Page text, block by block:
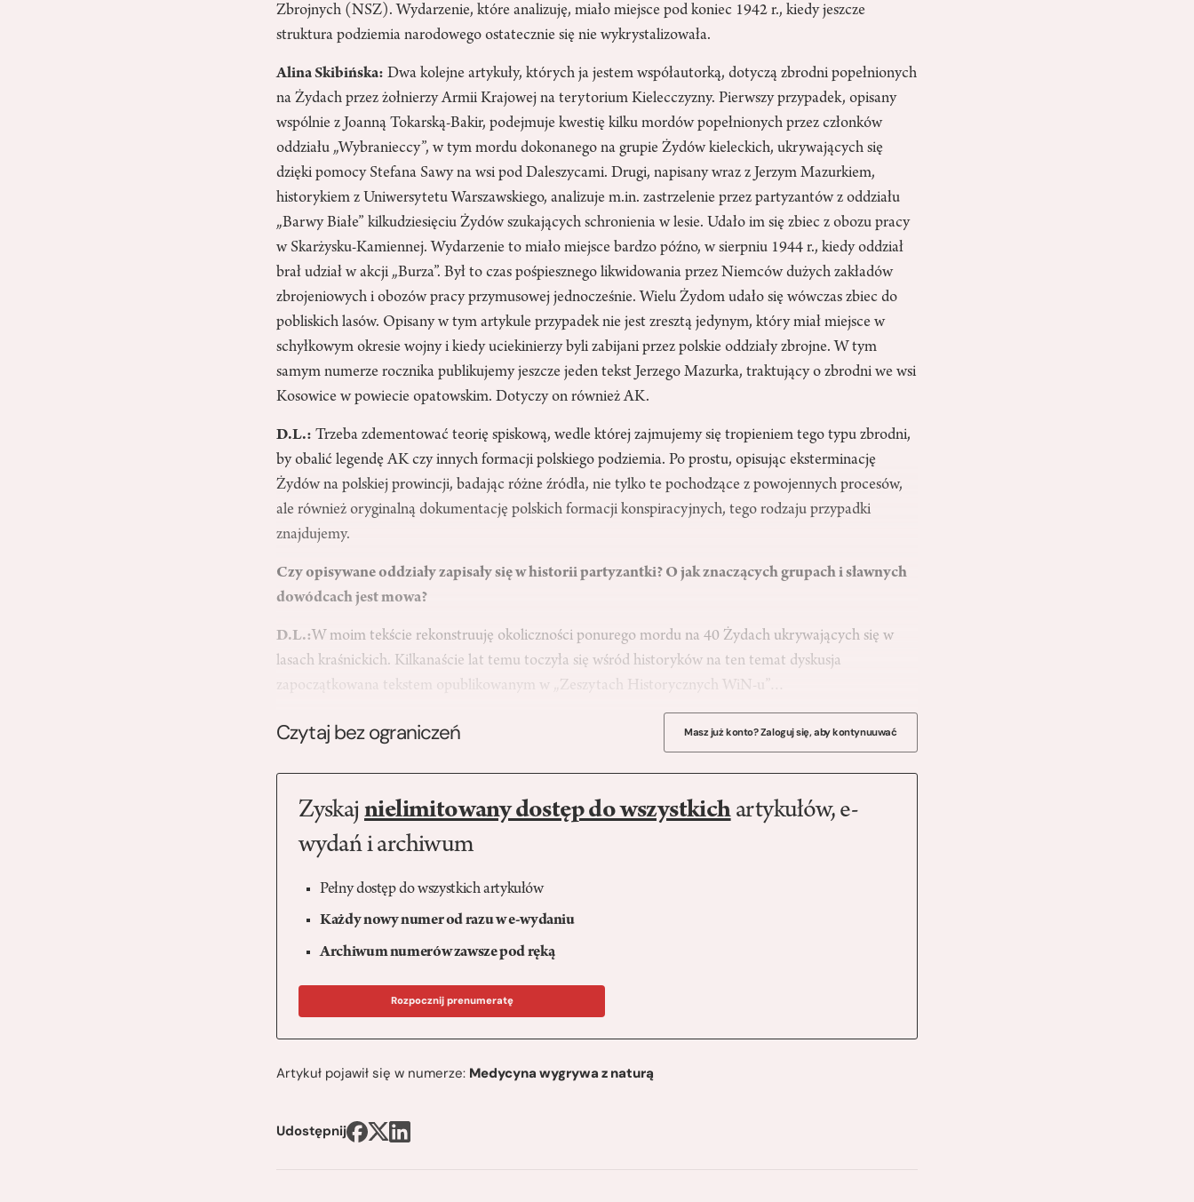
Zbrojnych (NSZ). Wydarzenie, które analizuję, miało miejsce pod koniec 1942 r., kiedy jeszcze
struktura podziemia narodowego ostatecznie się nie wykrystalizowała.
Alina Skibińska: Dwa kolejne artykuły, których ja jestem współautorką, dotyczą zbrodni popełnionych
na Żydach przez żołnierzy Armii Krajowej na terytorium Kielecczyzny. Pierwszy przypadek, opisany
wspólnie z Joanną Tokarską-Bakir, podejmuje kwestię kilku mordów popełnionych przez członków
oddziału „Wybranieccy”, w tym mordu dokonanego na grupie Żydów kieleckich, ukrywających się
dzięki pomocy Stefana Sawy na wsi pod Daleszycami. Drugi, napisany wraz z Jerzym Mazurkiem,
historykiem z Uniwersytetu Warszawskiego, analizuje m.in. zastrzelenie przez partyzantów z oddziału
„Barwy Białe” kilkudziesięciu Żydów szukających schronienia w lesie. Udało im się zbiec z obozu pracy
w Skarżysku-Kamiennej. Wydarzenie to miało miejsce bardzo późno, w sierpniu 1944 r., kiedy oddział
brał udział w akcji „Burza”. Był to czas pośpiesznego likwidowania przez Niemców dużych zakładów
zbrojeniowych i obozów pracy przymusowej jednocześnie. Wielu Żydom udało się wówczas zbiec do
pobliskich lasów. Opisany w tym artykule przypadek nie jest zresztą jedynym, który miał miejsce w
schyłkowym okresie wojny i kiedy uciekinierzy byli zabijani przez polskie oddziały zbrojne. W tym
samym numerze rocznika publikujemy jeszcze jeden tekst Jerzego Mazurka, traktujący o zbrodni we wsi
Kosowice w powiecie opatowskim. Dotyczy on również AK.
D.L.: Trzeba zdementować teorię spiskową, wedle której zajmujemy się tropieniem tego typu zbrodni,
by obalić legendę AK czy innych formacji polskiego podziemia. Po prostu, opisując eksterminację
Żydów na polskiej prowincji, badając różne źródła, nie tylko te pochodzące z powojennych procesów,
ale również oryginalną dokumentację polskich formacji konspiracyjnych, tego rodzaju przypadki
znajdujemy.
Czy opisywane oddziały zapisały się w historii partyzantki? O jak znaczących grupach i sławnych
dowódcach jest mowa?
D.L.:W moim tekście rekonstruuję okoliczności ponurego mordu na 40 Żydach ukrywających się w
lasach kraśnickich. Kilkanaście lat temu toczyła się wśród historyków na ten temat dyskusja
zapoczątkowana tekstem opublikowanym w „Zeszytach Historycznych WiN-u”…
Czytaj bez ograniczeń Masz już konto? Zaloguj się, aby kontynuuwać
Zyskaj nielimitowany dostęp do wszystkichartykułów, e-
wydań i archiwum
Pełny dostęp do wszystkich artykułów
Każdy nowy numer od razu w e-wydaniu
Archiwum numerów zawsze pod ręką
Rozpocznij prenumeratę
Artykuł pojawił się w numerze: Medycyna wygrywa z naturą
Udostępnij